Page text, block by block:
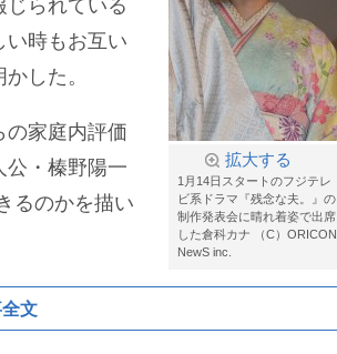
拡大する
1月14日スタートのフジテレ
ビ系ドラマ『残念な夫。』の
制作発表会に晴れ着姿で出席
した倉科カナ （C）ORICON
NewS inc.
じられている
い時もお互い
した。
の家庭内評価
公・榛野陽一
るのかを描い
文